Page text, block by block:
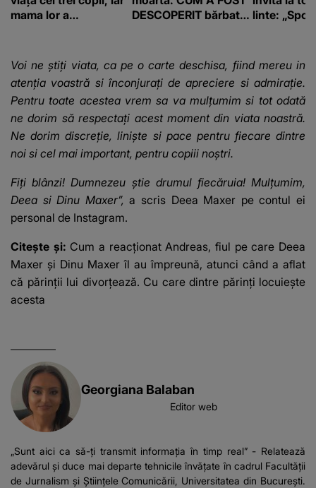
mama lor a…
DESCOPERIT bărbatul
banii obținuți? SUMA
E COLOSALĂ
linte: „Spor
Voi ne știți viata, ca pe o carte deschisa, fiind mereu in
atenția voastră si înconjurați de apreciere si admirație.
Pentru toate acestea vrem sa va mulțumim si tot odată
ne dorim să respectați acest moment din viata noastră.
Ne dorim discreție, liniște si pace pentru fiecare dintre
noi si cel mai important, pentru copiii noștri.
Fiți blânzi! Dumnezeu știe drumul fiecăruia! Mulțumim,
Deea si Dinu Maxer”,a scris Deea Maxer pe contul ei
personal de Instagram.
Citește și: Cum a reacționat Andreas, fiul pe care Deea
Maxer și Dinu Maxer îl au împreună, atunci când a aflat
că părinții lui divorțează. Cu care dintre părinți locuiește
acesta
Georgiana Balaban
Editor web
„Sunt aici ca să-ți transmit informația în timp real” - Relatează
adevărul și duce mai departe tehnicile învățate în cadrul Facultății
de Jurnalism și Științele Comunicării, Universitatea din București.